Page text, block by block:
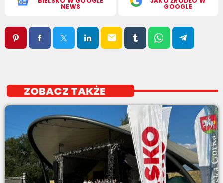
NEWS GOOGLE
email
ZOBACZ TAKŻE